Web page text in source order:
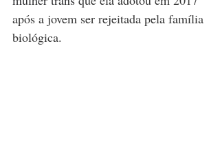
após a jovem ser rejeitada pela família
biológica.